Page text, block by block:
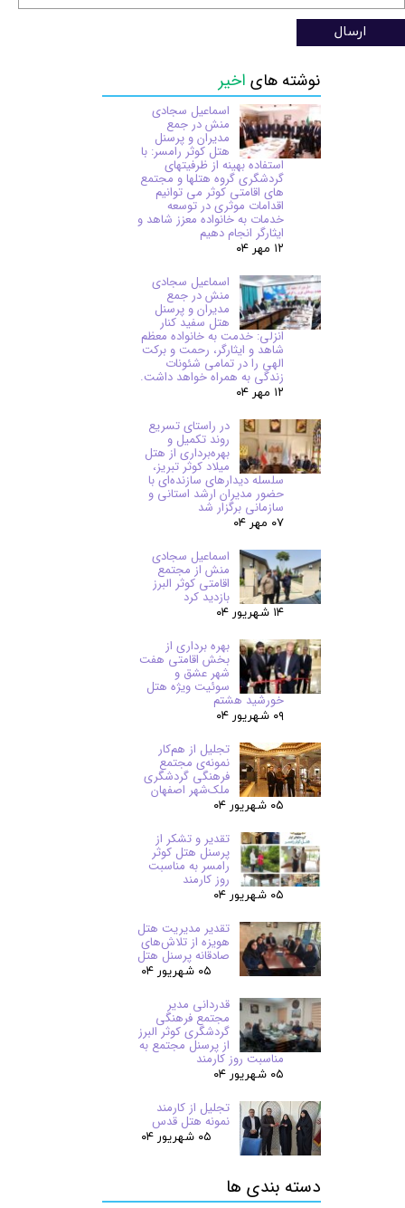
ارسال
نوشته های اخیر
اسماعیل سجادی
منش در جمع
مدیران و پرسنل
هتل کوثر رامسر: با
استفاده بهینه از ظرفیتهای
گردشگری گروه هتلها و مجتمع
های اقامتی کوثر می توانیم
اقدامات موثری در توسعه
خدمات به خانواده معزز شاهد و
ایثارگر انجام دهیم
۱۲ مهر ۰۴
اسماعیل سجادی
منش در جمع
مدیران و پرسنل
هتل سفید کنار
انزلی: خدمت به خانواده معظم
شاهد و ایثارگر، رحمت و برکت
الهی را در تمامی شئونات
زندگی به همراه خواهد داشت.
۱۲ مهر ۰۴
در راستای تسریع
روند تکمیل و
بهره‌برداری از هتل
میلاد کوثر تبریز،
سلسله دیدارهای سازنده‌ای با
حضور مدیران ارشد استانی و
سازمانی برگزار شد
۰۷ مهر ۰۴
اسماعیل سجادی
منش از مجتمع
اقامتی کوثر البرز
بازدید کرد
۱۴ شهریور ۰۴
بهره برداری از
بخش اقامتی هفت
شهر عشق و
سوئیت ویژه هتل
خورشید هشتم
۰۹ شهریور ۰۴
تجلیل از هم‌کار
نمونه‌ی مجتمع
فرهنگی گردشگری
ملک‌شهر اصفهان
۰۵ شهریور ۰۴
تقدیر و تشکر از
پرسنل هتل کوثر
رامسر به مناسبت
روز کارمند
۰۵ شهریور ۰۴
تقدیر مدیریت هتل
هویزه از تلاش‌های
صادقانه پرسنل هتل
۰۵ شهریور ۰۴
قدردانی مدیر
مجتمع فرهنگی
گردشگری کوثر البرز
از پرسنل مجتمع به
مناسبت روز کارمند
۰۵ شهریور ۰۴
تجلیل از کارمند
نمونه هتل قدس
۰۵ شهریور ۰۴
دسته بندی ها